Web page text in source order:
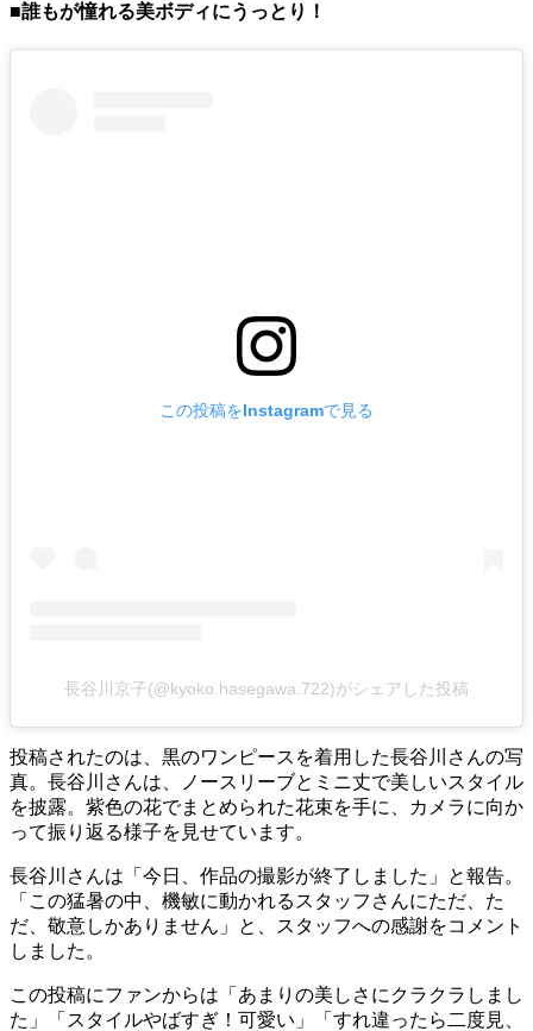
■誰もが憧れる美ボディにうっとり！
この投稿をInstagramで見る
長谷川京子(@kyoko.hasegawa.722)がシェアした投稿
投稿されたのは、黒のワンピースを着用した長谷川さんの写
真。長谷川さんは、ノースリーブとミニ丈で美しいスタイル
を披露。紫色の花でまとめられた花束を手に、カメラに向か
って振り返る様子を見せています。
長谷川さんは「今日、作品の撮影が終了しました」と報告。
「この猛暑の中、機敏に動かれるスタッフさんにただ、た
だ、敬意しかありません」と、スタッフへの感謝をコメント
しました。
この投稿にファンからは「あまりの美しさにクラクラしまし
た」「スタイルやばすぎ！可愛い」「すれ違ったら二度見、